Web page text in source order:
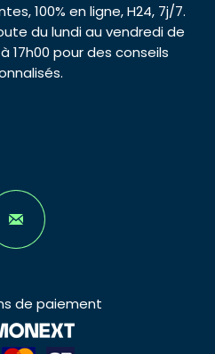
100% en ligne, H24, 7j/7.
du lundi au vendredi de
17h00 pour des conseils
de paiement